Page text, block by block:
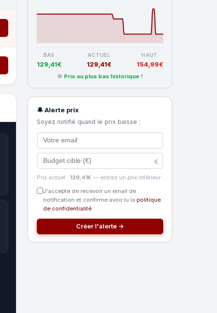
BAS
129,41€
ACTUEL
129,41€
HAUT
154,99€
🎯 Prix au plus bas historique !
🔔 Alerte prix
Soyez notifié quand le prix baisse :
€
Prix actuel : 129,41€ — entrez un prix inférieur
J'accepte de recevoir un email de
notification et confirme avoir lu la politique
de confidentialité.
Créer l'alerte →